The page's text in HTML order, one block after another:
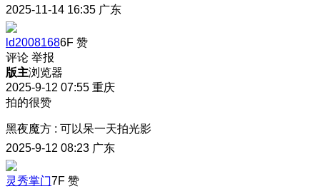
2025-11-14 16:35 广东
ld20081686F 赞
评论 举报
版主浏览器
2025-9-12 07:55 重庆
拍的很赞
黑夜魔方 : 可以呆一天拍光影
2025-9-12 08:23 广东
灵秀掌门7F 赞